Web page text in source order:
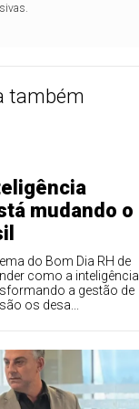
também
mudando o
do Bom Dia RH de
como a inteligência
a gestão de
os desa...